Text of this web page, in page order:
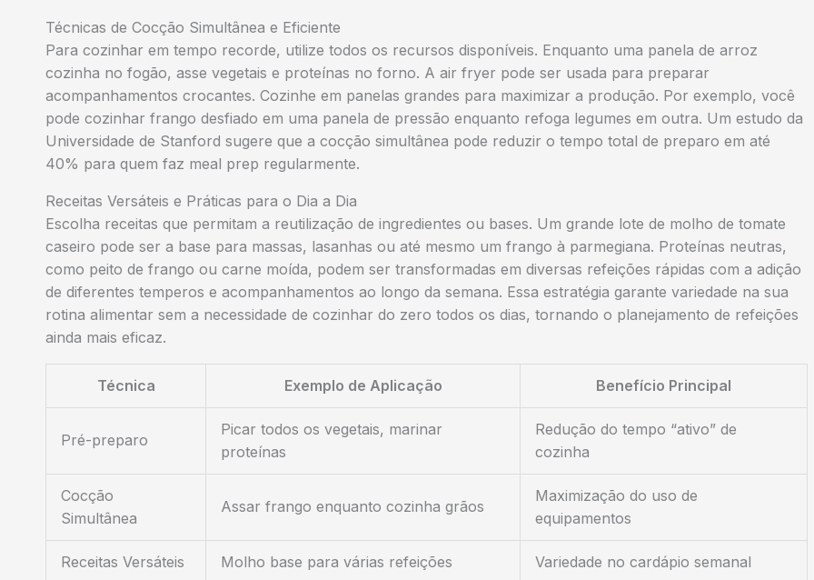
Técnicas de Cocção Simultânea e Eficiente
Para cozinhar em tempo recorde, utilize todos os recursos disponíveis. Enquanto uma panela de arroz
cozinha no fogão, asse vegetais e proteínas no forno. A air fryer pode ser usada para preparar
acompanhamentos crocantes. Cozinhe em panelas grandes para maximizar a produção. Por exemplo, você
pode cozinhar frango desfiado em uma panela de pressão enquanto refoga legumes em outra. Um estudo da
Universidade de Stanford sugere que a cocção simultânea pode reduzir o tempo total de preparo em até
40% para quem faz meal prep regularmente.
Receitas Versáteis e Práticas para o Dia a Dia
Escolha receitas que permitam a reutilização de ingredientes ou bases. Um grande lote de molho de tomate
caseiro pode ser a base para massas, lasanhas ou até mesmo um frango à parmegiana. Proteínas neutras,
como peito de frango ou carne moída, podem ser transformadas em diversas refeições rápidas com a adição
de diferentes temperos e acompanhamentos ao longo da semana. Essa estratégia garante variedade na sua
rotina alimentar sem a necessidade de cozinhar do zero todos os dias, tornando o planejamento de refeições
ainda mais eficaz.
Técnica Exemplo de Aplicação Benefício Principal
Pré-preparo
Picar todos os vegetais, marinar
proteínas
Redução do tempo “ativo” de
cozinha
Cocção
Simultânea
Assar frango enquanto cozinha grãos
Maximização do uso de
equipamentos
Receitas Versáteis Molho base para várias refeições Variedade no cardápio semanal